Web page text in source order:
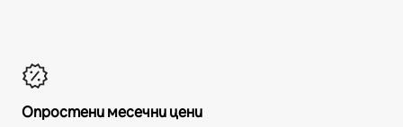
Опростени месечни цени